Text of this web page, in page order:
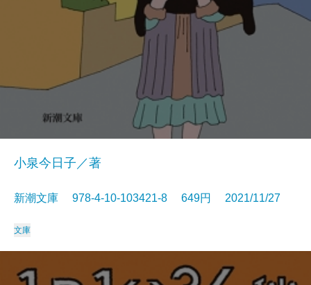
小泉今日子／著
新潮文庫 978-4-10-103421-8 649円 2021/11/27
文庫